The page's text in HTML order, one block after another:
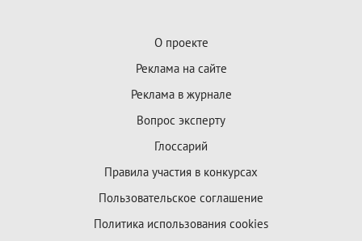
О проекте
Реклама на сайте
Реклама в журнале
Вопрос эксперту
Глоссарий
Правила участия в конкурсах
Пользовательское соглашение
Политика использования cookies